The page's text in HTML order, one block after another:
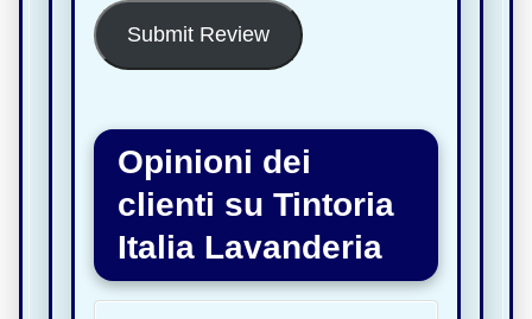
Submit Review
Opinioni dei
clienti su Tintoria
Italia Lavanderia